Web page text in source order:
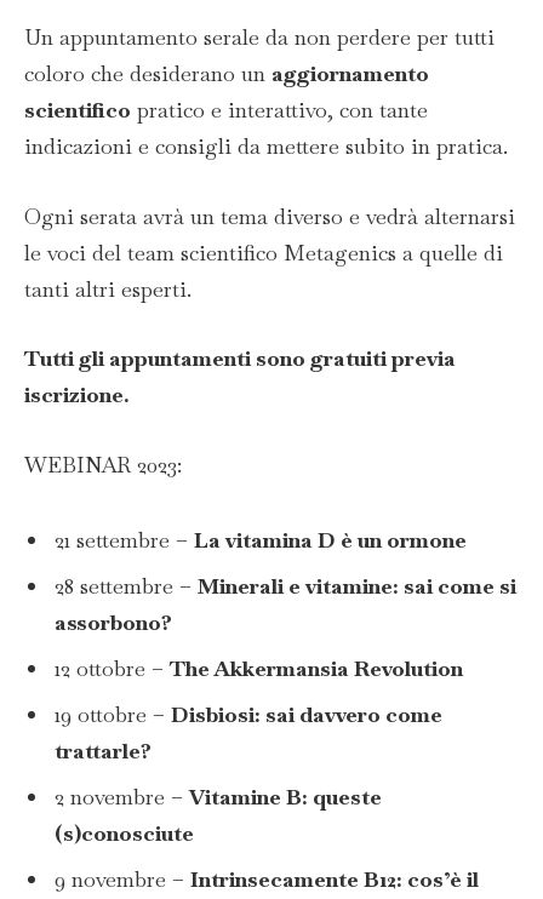
Un appuntamento serale da non perdere per tutti
coloro che desiderano un aggiornamento
scientifico pratico e interattivo, con tante
indicazioni e consigli da mettere subito in pratica.
Ogni serata avrà un tema diverso e vedrà alternarsi
le voci del team scientifico Metagenics a quelle di
tanti altri esperti.
Tutti gli appuntamenti sono gratuiti previa
iscrizione.
WEBINAR 2023:
21 settembre – La vitamina D è un ormone
28 settembre – Minerali e vitamine: sai come si
assorbono?
12 ottobre –The Akkermansia Revolution
19 ottobre – Disbiosi: sai davvero come
trattarle?
2 novembre –Vitamine B: queste
(s)conosciute
9 novembre – Intrinsecamente B12: cos’è il